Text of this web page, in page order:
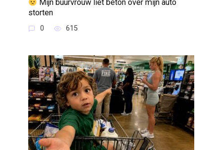
Mijn buurvrouw liet beton over mijn auto
storten
0 615